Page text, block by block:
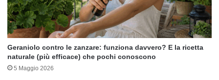
Geraniolo contro le zanzare: funziona davvero? E la ricetta
naturale (più efficace) che pochi conoscono
5 Maggio 2026